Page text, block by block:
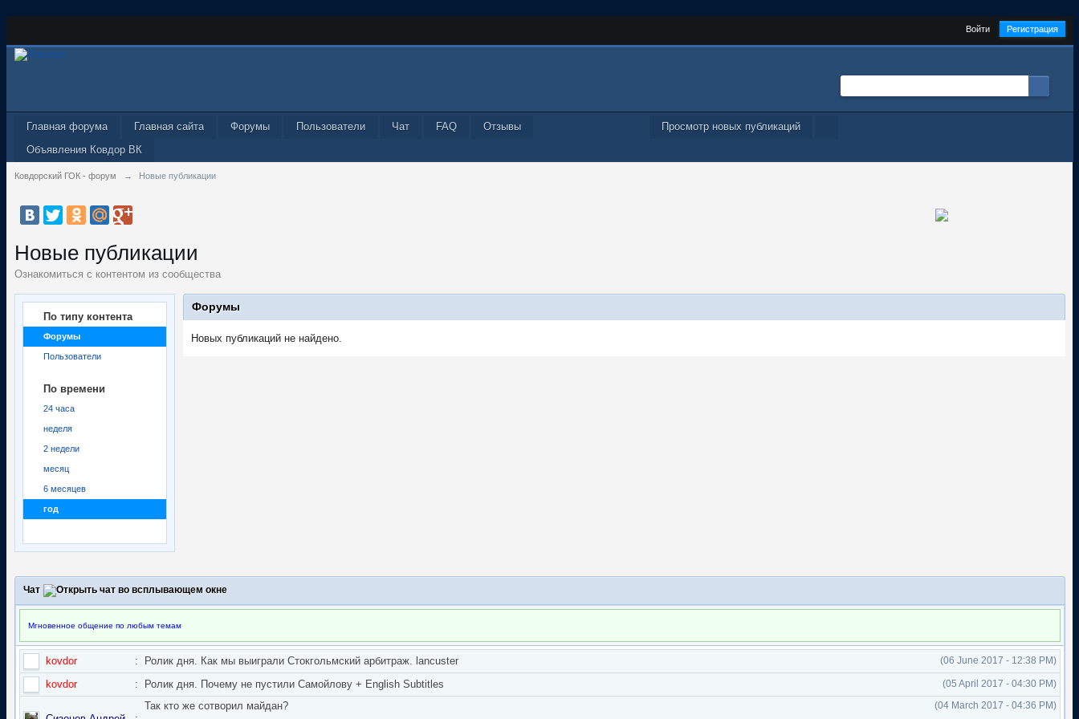
Войти Регистрация
Просмотр новых публикаций
Главная форума Главная сайта Форумы Пользователи Чат FAQ
Отзывы
Объявления Ковдор ВК
Ковдорский ГОК - форум → Новые публикации
Новые публикации
Ознакомиться с контентом из сообщества
По типу контента
Форумы
Пользователи
По времени
24 часа
неделя
2 недели
месяц
6 месяцев
год
Форумы
Новых публикаций не найдено.
Чат
Мгновенное общение по любым темам
kovdor : (06 June 2017 - 12:38 PM)
Ролик дня. Как мы выиграли Стокгольмский арбитраж. lancuster
kovdor
: (05 April 2017 - 04:30 PM)
Ролик дня. Почему не пустили Самойлову + English Subtitles
(04 March 2017 - 04:36 PM)
Так кто же сотворил майдан?